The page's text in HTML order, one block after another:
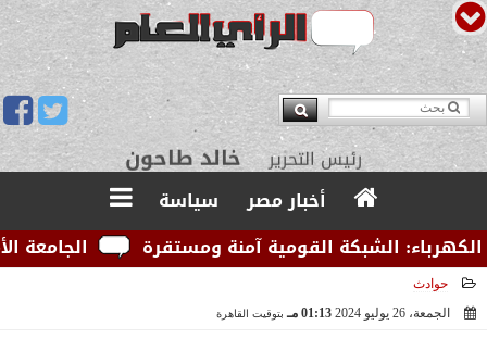
مدير التحرير يوسف قبودان
أخبار مصر
سياسة
الجامعة
الشبكة القومية آمنة ومستقرة
حوادث
الجمعة، 26 يوليو 2024
01:13 مـ بتوقيت القاهرة